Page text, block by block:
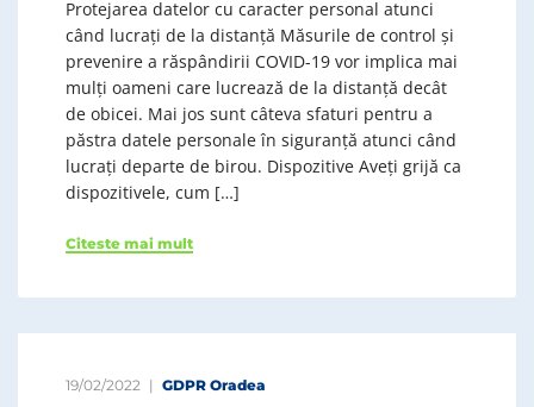
Protejarea datelor cu caracter personal atunci
când lucrați de la distanță Măsurile de control și
prevenire a răspândirii COVID-19 vor implica mai
mulți oameni care lucrează de la distanță decât
de obicei. Mai jos sunt câteva sfaturi pentru a
păstra datele personale în siguranță atunci când
lucrați departe de birou. Dispozitive Aveți grijă ca
dispozitivele, cum […]
Citeste mai mult
19/02/2022 GDPR Oradea